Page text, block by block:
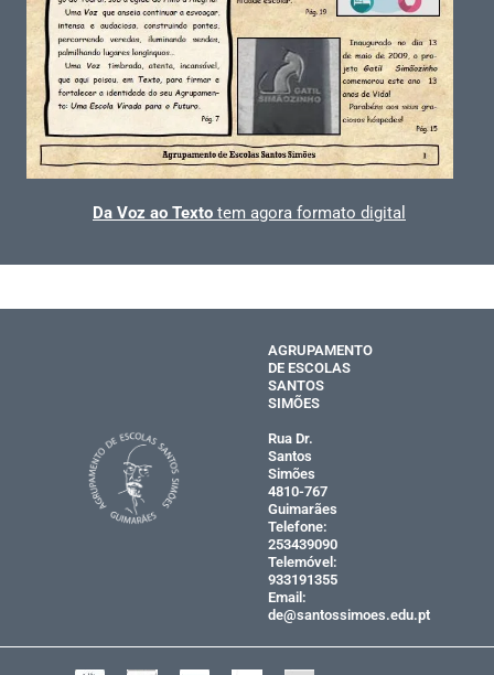
Da Voz ao Texto tem agora formato digital
AGRUPAMENTO
DE ESCOLAS
SANTOS
SIMÕES
Rua Dr.
Santos
Simões
4810-767
Guimarães
Telefone:
253439090
Telemóvel:
933191355
Email:
de@santossimoes.edu.pt